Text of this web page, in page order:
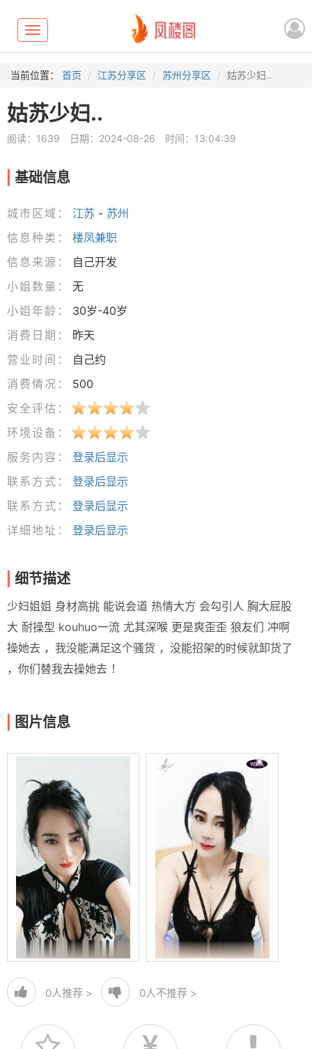
Toggle
navigation
当前位置： 首页 江苏分享区 苏州分享区 姑苏少妇..
姑苏少妇..
阅读：1639 日期：2024-08-26 时间：13:04:39
基础信息
城市区域： 江苏 - 苏州
信息种类：
楼凤兼职
信息来源：
自己开发
小姐数量：
无
小姐年龄：
30岁-40岁
消费日期：
昨天
营业时间：
自己约
消费情况：
500
安全评估：
环境设备：
服务内容：
登录后显示
联系方式：
登录后显示
联系方式：
登录后显示
详细地址：
登录后显示
细节描述
少妇姐姐 身材高挑 能说会道 热情大方 会勾引人 胸大屁股
大 耐操型 kouhuo一流 尤其深喉 更是爽歪歪 狼友们 冲啊
操她去 ，我没能满足这个骚货 ，没能招架的时候就卸货了
，你们替我去操她去 ！
图片信息
0人推荐 > 0人不推荐 >